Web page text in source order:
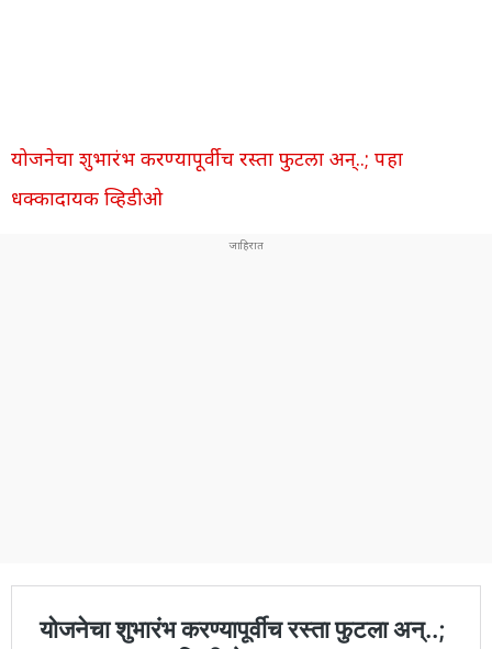
योजनेचा शुभारंभ करण्यापूर्वीच रस्ता फुटला अन्..; पहा
धक्कादायक व्हिडीओ